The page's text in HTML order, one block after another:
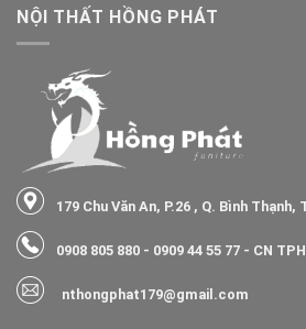
NỘI THẤT HỒNG PHÁT
179 Chu Văn An, P.26 , Q. Bình Thạnh,
0908 805 880 - 0909 44 55 77 - CN
nthongphat179@gmail.com